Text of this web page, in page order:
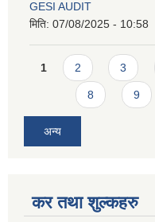
GESI AUDIT
मिति: 07/08/2025 - 10:58
Pages
1 2 3
8 9
अन्य
कर तथा शुल्कहरु